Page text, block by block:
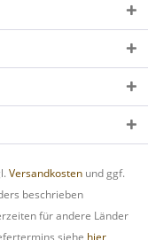
Versandkosten und ggf.
beschrieben
für andere Länder